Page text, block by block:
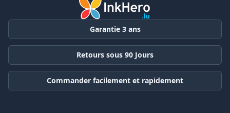
Garantie 3 ans
Retours sous 90 Jours
Commander facilement et rapidement